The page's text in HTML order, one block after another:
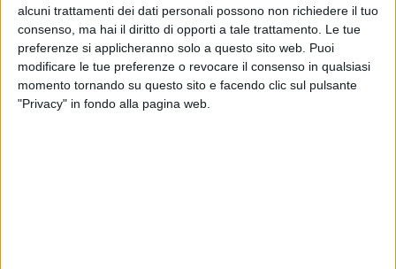
alcuni trattamenti dei dati personali possono non richiedere il tuo
consenso, ma hai il diritto di opporti a tale trattamento. Le tue
preferenze si applicheranno solo a questo sito web. Puoi
modificare le tue preferenze o revocare il consenso in qualsiasi
momento tornando su questo sito e facendo clic sul pulsante
"Privacy" in fondo alla pagina web.
Andrea Basso